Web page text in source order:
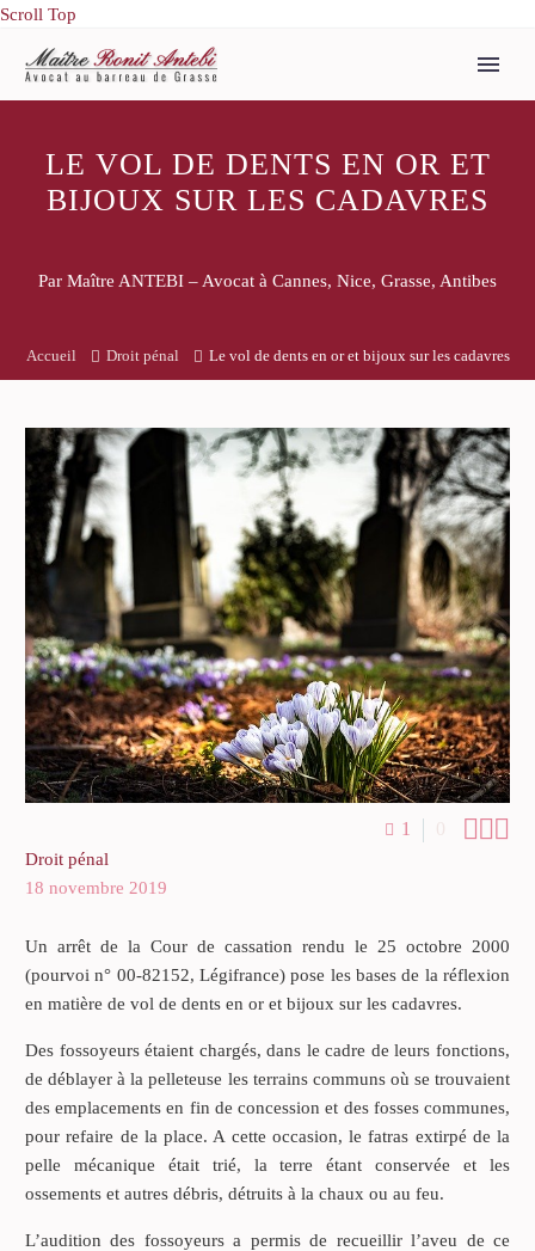
Scroll Top
LE VOL DE DENTS EN OR ET
BIJOUX SUR LES CADAVRES
Par Maître ANTEBI – Avocat à Cannes, Nice, Grasse, Antibes
Accueil Droit pénal Le vol de dents en or et bijoux sur les cadavres
1 0 
Droit pénal
18 novembre 2019
Un arrêt de la Cour de cassation rendu le 25 octobre 2000
(pourvoi n° 00-82152, Légifrance) pose les bases de la réflexion
en matière de vol de dents en or et bijoux sur les cadavres.
Des fossoyeurs étaient chargés, dans le cadre de leurs fonctions,
de déblayer à la pelleteuse les terrains communs où se trouvaient
des emplacements en fin de concession et des fosses communes,
pour refaire de la place. A cette occasion, le fatras extirpé de la
pelle mécanique était trié, la terre étant conservée et les
ossements et autres débris, détruits à la chaux ou au feu.
L’audition des fossoyeurs a permis de recueillir l’aveu de ce